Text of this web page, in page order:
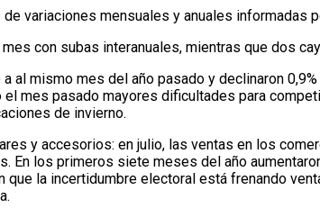
variaciones mensuales y anuales informadas
con subas interanuales, mientras que dos
mismo mes del año pasado y declinaron
mes pasado mayores dificultades para
de invierno.
y accesorios: en julio, las ventas en los
los primeros siete meses del año
la incertidumbre electoral está frenando